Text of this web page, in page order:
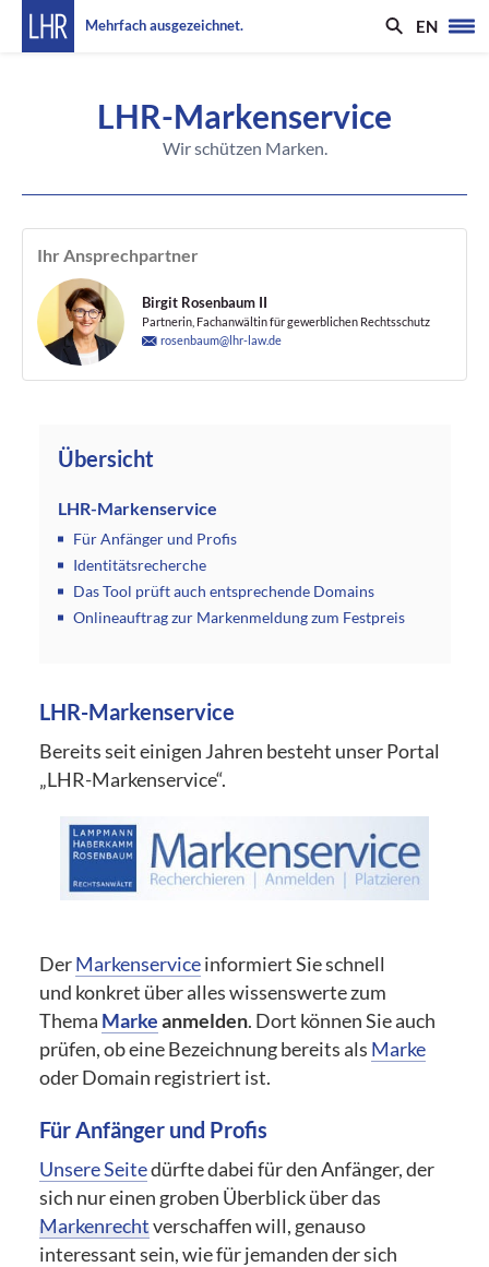
Mehrfach ausgezeichnet. EN
LHR-Markenservice
Wir schützen Marken.
Ihr Ansprechpartner
Birgit Rosenbaum II
Partnerin, Fachanwältin für gewerblichen Rechtsschutz
rosenbaum@lhr-law.de
Übersicht
LHR-Markenservice
Für Anfänger und Profis
Identitätsrecherche
Das Tool prüft auch entsprechende Domains
Onlineauftrag zur Markenmeldung zum Festpreis
LHR-Markenservice
Bereits seit einigen Jahren besteht unser Portal
„LHR-Markenservice“.
DerMarkenserviceinformiert Sie schnell
und konkret über alles wissenswerte zum
Thema Markeanmelden. Dort können Sie auch
prüfen, ob eine Bezeichnung bereits als Marke
oder Domain registriert ist.
Für Anfänger und Profis
Unsere Seitedürfte dabei für den Anfänger, der
sich nur einen groben Überblick über das
Markenrechtverschaffen will, genauso
interessant sein, wie für jemanden der sich